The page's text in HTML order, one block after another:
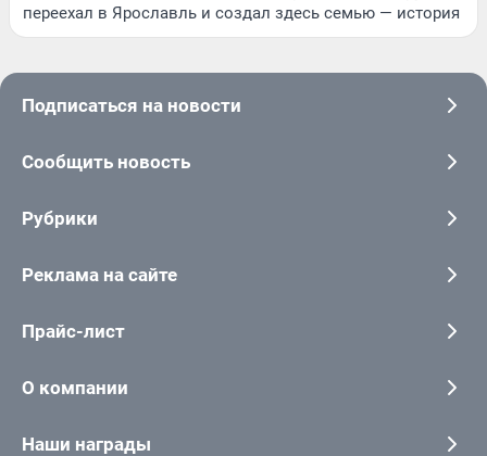
переехал в Ярославль и создал здесь семью — история
Подписаться на новости
Сообщить новость
Рубрики
Реклама на сайте
Прайс-лист
О компании
Наши награды